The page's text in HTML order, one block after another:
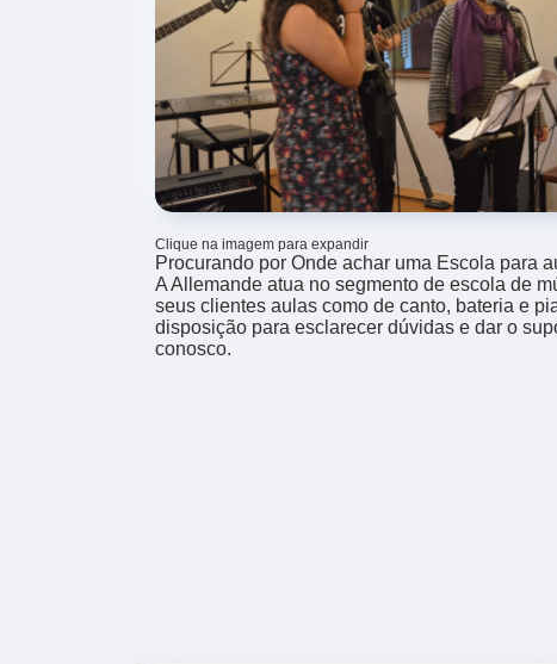
Clique na imagem para expandir
Procurando por Onde achar uma Escola para
A Allemande atua no segmento de escola de
seus clientes aulas como de canto, bateria e
disposição para esclarecer dúvidas e dar o
conosco.